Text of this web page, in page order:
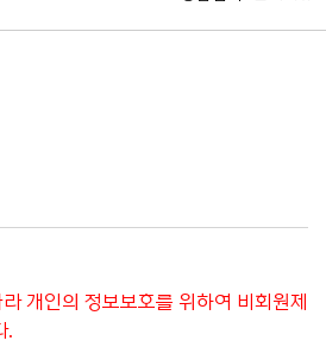
개인의 정보보호를 위하여 비회원제
.